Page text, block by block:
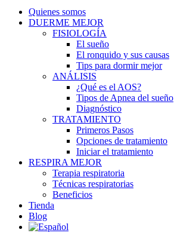
Quienes somos
DUERME MEJOR
FISIOLOGÍA
El sueño
El ronquido y sus causas
Tips para dormir mejor
ANÁLISIS
¿Qué es el AOS?
Tipos de Apnea del sueño
Diagnóstico
TRATAMIENTO
Primeros Pasos
Opciones de tratamiento
Iniciar el tratamiento
RESPIRA MEJOR
Terapia respiratoria
Técnicas respiratorias
Beneficios
Tienda
Blog